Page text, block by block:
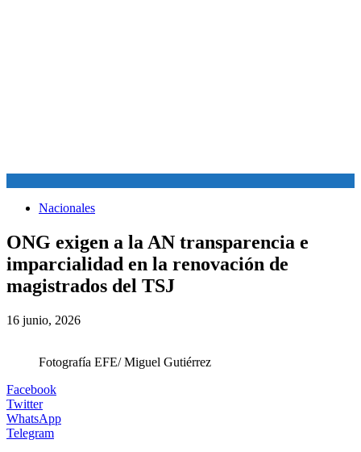
Nacionales
ONG exigen a la AN transparencia e
imparcialidad en la renovación de
magistrados del TSJ
16 junio, 2026
Fotografía EFE/ Miguel Gutiérrez
Facebook
Twitter
WhatsApp
Telegram